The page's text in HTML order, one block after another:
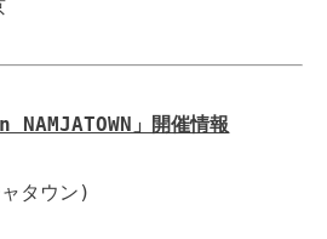
」開催情報
ャタウン)